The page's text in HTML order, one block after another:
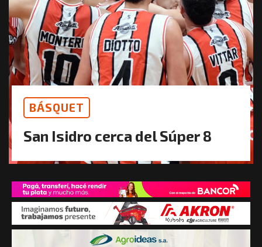
BÁSQUET
San Isidro cerca del Súper 8